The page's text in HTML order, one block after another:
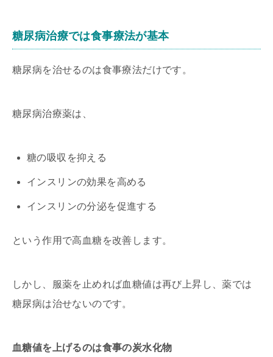
糖尿病治療では食事療法が基本
糖尿病を治せるのは食事療法だけです。
糖尿病治療薬は、
糖の吸収を抑える
インスリンの効果を高める
インスリンの分泌を促進する
という作用で高血糖を改善します。
しかし、服薬を止めれば血糖値は再び上昇し、薬では
糖尿病は治せないのです。
血糖値を上げるのは食事の炭水化物